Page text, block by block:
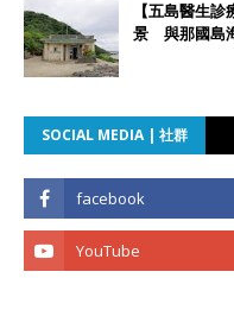
【五島醫生
景 與那國島
SOCIAL MEDIA | 社群